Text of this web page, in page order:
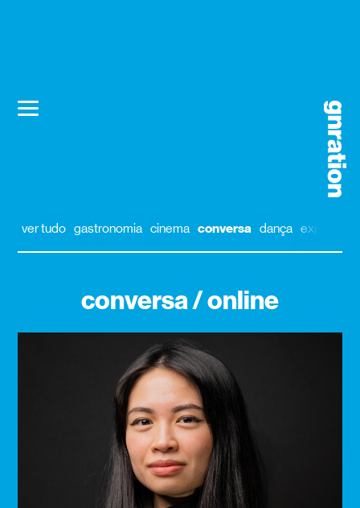
ver tudo gastronomia cinema conversa dança exposição
conversa / online